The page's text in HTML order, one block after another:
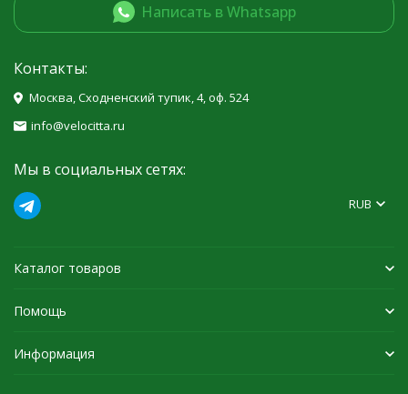
Написать в Whatsapp
Контакты:
Москва, Сходненский тупик, 4, оф. 524
info@velocitta.ru
Мы в социальных сетях:
RUB
Каталог товаров
Помощь
Информация